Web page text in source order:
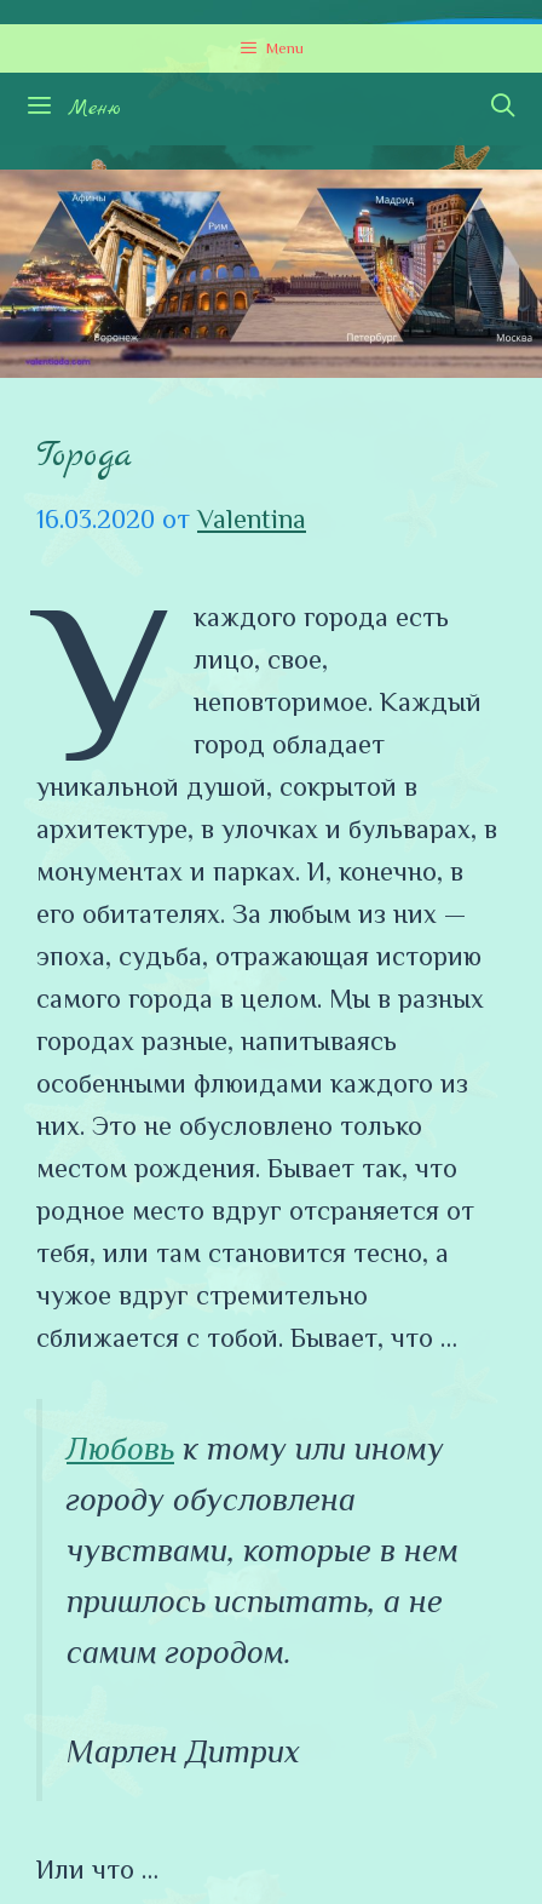
Перейти
содержимому
Menu
Меню
Города
16.03.2020 отValentina
У
каждого города есть
лицо, свое,
неповторимое. Каждый
город обладает
уникальной душой, сокрытой в
архитектуре, в улочках и бульварах, в
монументах и парках. И, конечно, в
его обитателях. За любым из них —
эпоха, судьба, отражающая историю
самого города в целом. Мы в разных
городах разные, напитываясь
особенными флюидами каждого из
них. Это не обусловлено только
местом рождения. Бывает так, что
родное место вдруг отсраняется от
тебя, или там становится тесно, а
чужое вдруг стремительно
сближается с тобой. Бывает, что …
Любовь к тому или иному
городу обусловлена
чувствами, которые в нем
пришлось испытать, а не
самим городом.
Марлен Дитрих
Или что …